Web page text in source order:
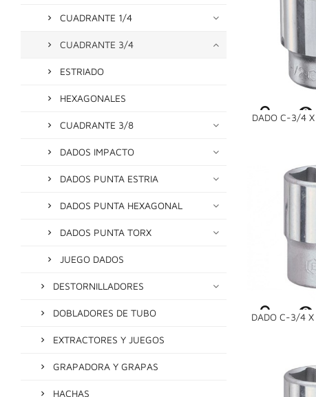
CUADRANTE 1/4
CUADRANTE 3/4
ESTRIADO
HEXAGONALES
CUADRANTE 3/8
DADOS IMPACTO
DADOS PUNTA ESTRIA
DADOS PUNTA HEXAGONAL
DADOS PUNTA TORX
JUEGO DADOS
DESTORNILLADORES
DOBLADORES DE TUBO
EXTRACTORES Y JUEGOS
GRAPADORA Y GRAPAS
HACHAS
DADO C-3/4
DADO C-3/4 X
